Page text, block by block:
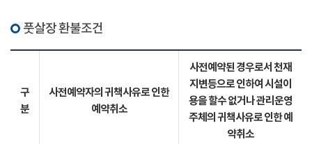
풋살장 환불조건
구
분
사전예약자의 귀책사유로 인한
예약취소
사전예약된 경우로서 천재
지변등으로 인하여 시설이
용을 할수 없거나 관리운영
주체의 귀책사유로 인한 예
약취소